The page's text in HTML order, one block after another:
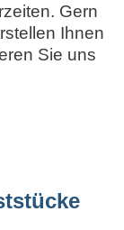
Gern
Ihnen
Sie uns